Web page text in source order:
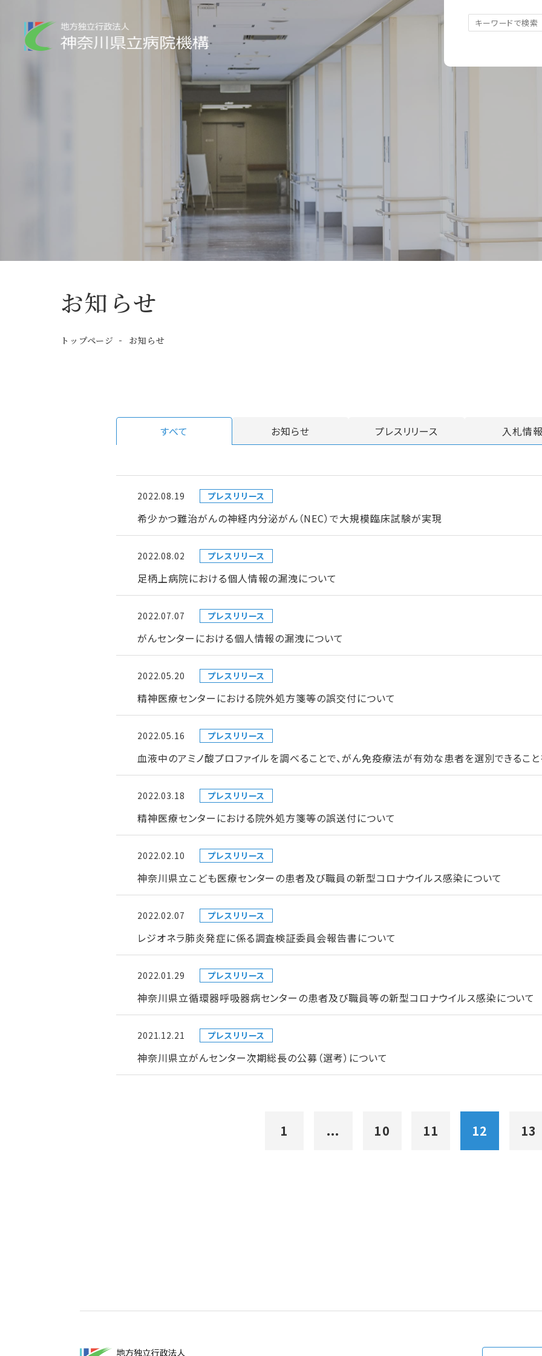
お知らせ
トップページ お知らせ
すべて お知らせ プレスリリース 入札情
2022.08.19 プレスリリース
希少かつ難治がんの神経内分泌がん（NEC）で大規模臨床試験が実現
2022.08.02 プレスリリース
足柄上病院における個人情報の漏洩について
2022.07.07 プレスリリース
がんセンターにおける個人情報の漏洩について
2022.05.20 プレスリリース
精神医療センターにおける院外処方箋等の誤交付について
2022.05.16 プレスリリース
血液中のアミノ酸プロファイルを調べることで、がん免疫療法が有効な患者を選別できるこ
2022.03.18 プレスリリース
精神医療センターにおける院外処方箋等の誤送付について
2022.02.10 プレスリリース
神奈川県立こども医療センターの患者及び職員の新型コロナウイルス感染について
2022.02.07 プレスリリース
レジオネラ肺炎発症に係る調査検証委員会報告書について
2022.01.29 プレスリリース
神奈川県立循環器呼吸器病センターの患者及び職員等の新型コロナウイルス感染について
2021.12.21 プレスリリース
神奈川県立がんセンター次期総長の公募（選考）について
1 ... 10 11 12 13